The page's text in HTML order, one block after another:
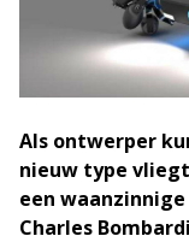
Als ontwerper
nieuw type
een
Charles